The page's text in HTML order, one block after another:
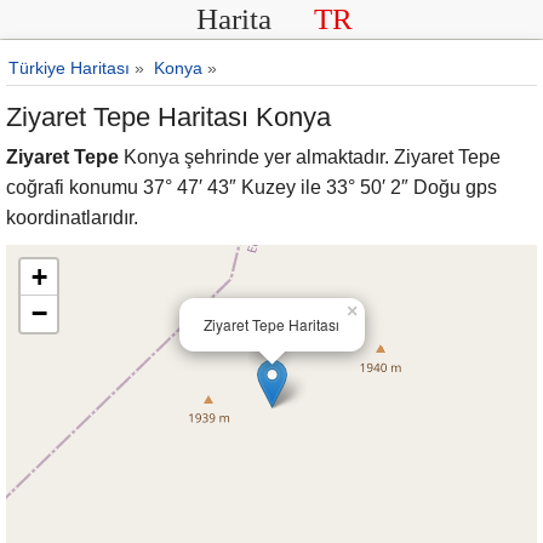
Harita TR
Türkiye Haritası » Konya »
Ziyaret Tepe Haritası Konya
Ziyaret Tepe Konya şehrinde yer almaktadır. Ziyaret Tepe
coğrafi konumu 37° 47′ 43″ Kuzey ile 33° 50′ 2″ Doğu gps
koordinatlarıdır.
Ziyaret Tepe Haritası
×
+
−